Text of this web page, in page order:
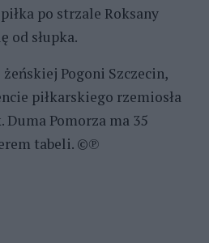
po strzale Roksany
od słupka.
Pogoni Szczecin,
piłkarskiego rzemiosła
Duma Pomorza ma 35
tabeli. ©℗